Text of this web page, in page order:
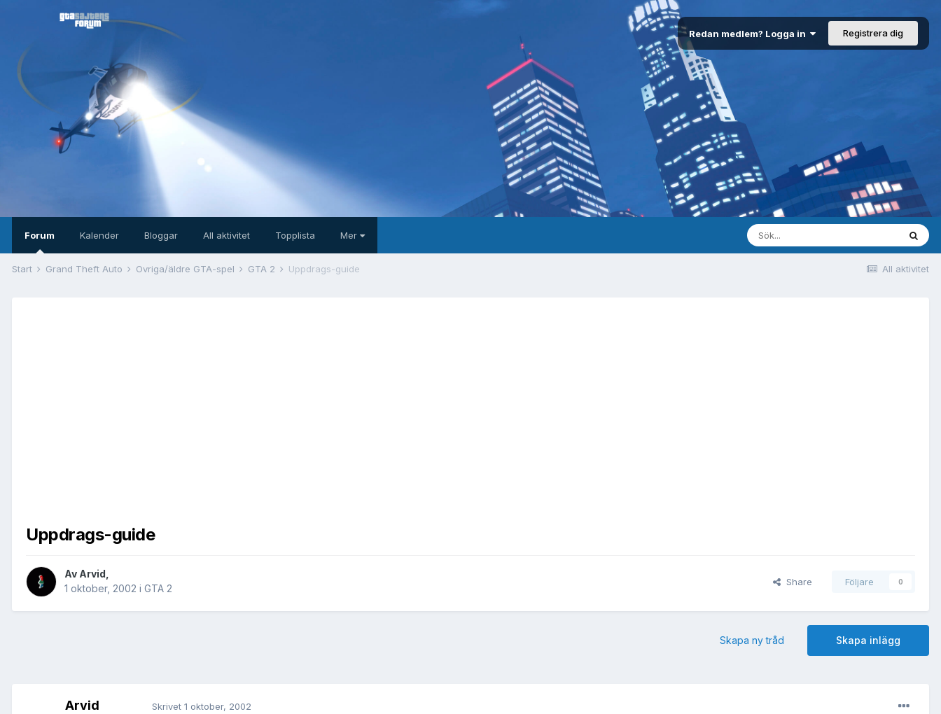
Redan medlem? Logga in Registrera dig
Forum Kalender Bloggar All aktivitet Topplista Mer
All aktivitet
Start Grand Theft Auto Övriga/äldre GTA-spel GTA 2 Uppdrags-guide
Uppdrags-guide
Av Arvid
1 oktober, 2002 i GTA 2
Share Följare 0
Skapa inlägg
Skapa ny tråd
Arvid Skrivet 1 oktober, 2002